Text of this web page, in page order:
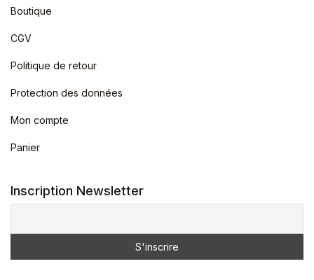
Boutique
CGV
Politique de retour
Protection des données
Mon compte
Panier
Inscription Newsletter